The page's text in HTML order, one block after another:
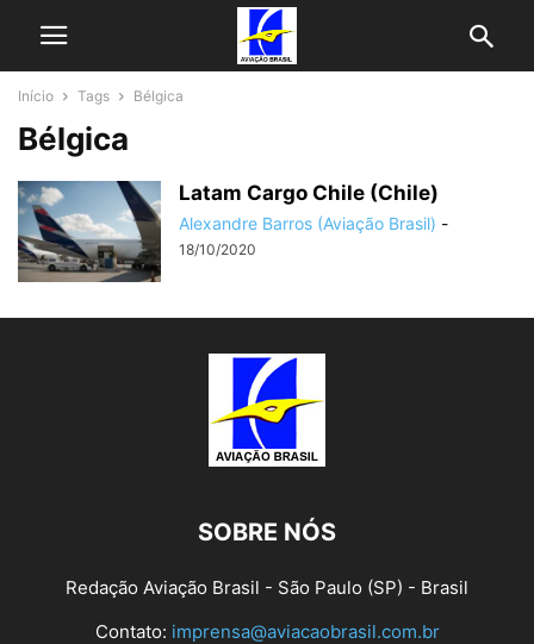
Início Tags Bélgica
Bélgica
Latam Cargo Chile (Chile)
Alexandre Barros (Aviação Brasil) -
18/10/2020
SOBRE NÓS
Redação Aviação Brasil - São Paulo (SP) - Brasil
Contato: imprensa@aviacaobrasil.com.br